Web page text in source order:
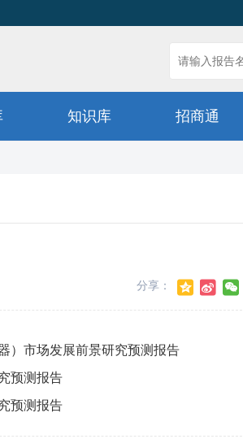
知识库 招商通
分享：
）市场发展前景研究预测报告
预测报告
预测报告